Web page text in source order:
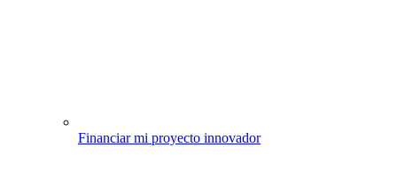
Financiar mi proyecto innovador